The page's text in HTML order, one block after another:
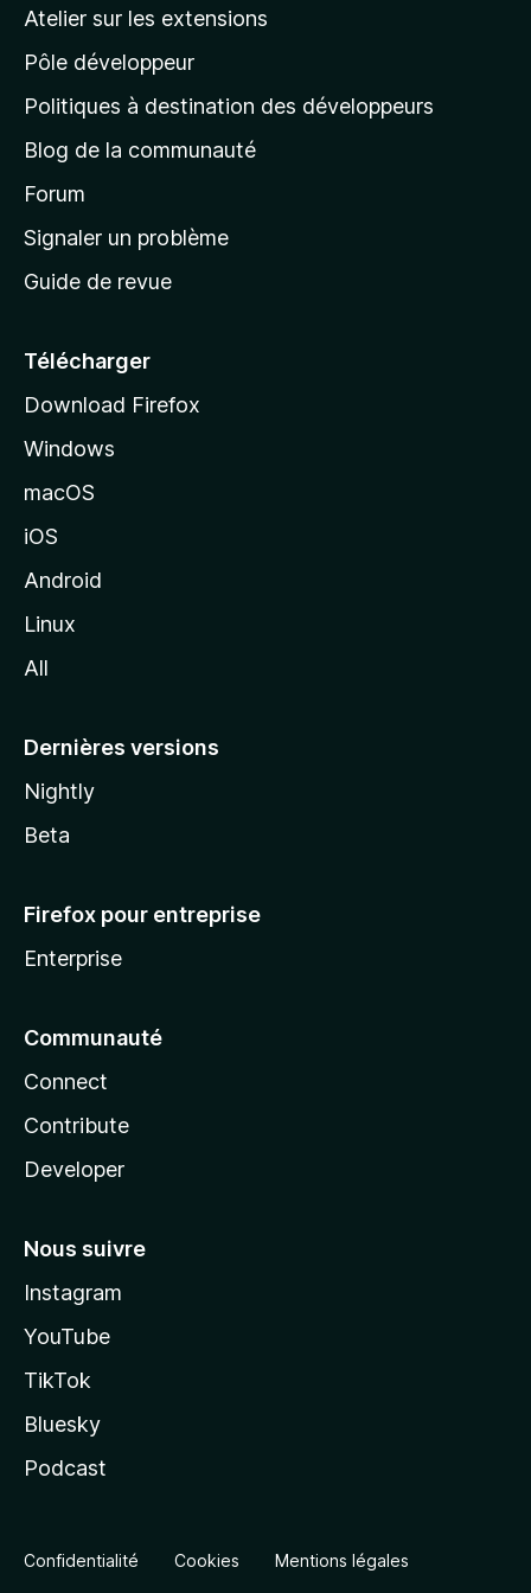
p
a
g
d
a
c
e
l
d
o
z
l
Atelier sur les extensions
Pôle développeur
Politiques à destination des développeurs
Blog de la communauté
Forum
Signaler un problème
Guide de revue
Télécharger
Download Firefox
Windows
macOS
iOS
Android
Linux
All
Dernières versions
Nightly
Beta
Firefox pour entreprise
Enterprise
Communauté
Connect
Contribute
Developer
Nous suivre
Instagram
YouTube
TikTok
Bluesky
Podcast
Confidentialité Cookies Mentions légales